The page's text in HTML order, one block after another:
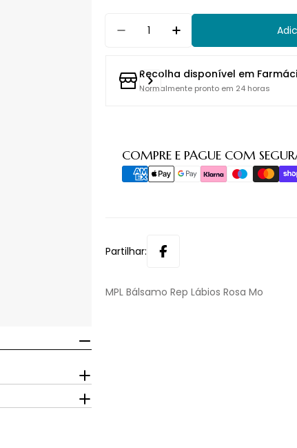
Diminuir Quantidade Para
Aumentar
Recolha disponível em
Normalmente pronto em 24 horas
COMPRE E PAGUE COM
Métodos
de
pagamento
Partilhar:
MPL Bálsamo Rep Lábios Rosa Mo